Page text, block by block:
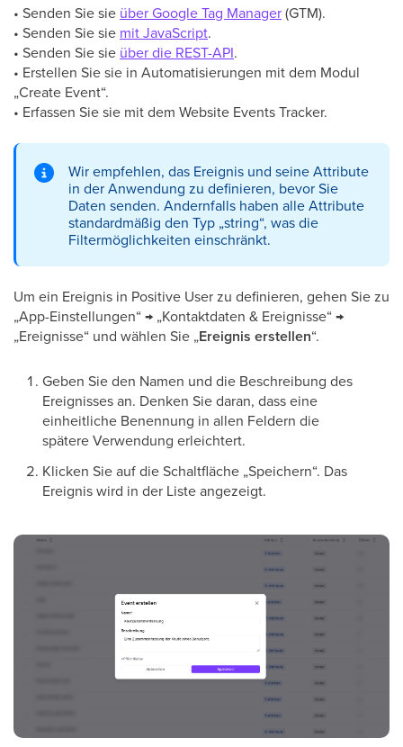
• Senden Sie sie über Google Tag Manager(GTM).
• Senden Sie sie mit JavaScript.
• Senden Sie sie über die REST-API.
• Erstellen Sie sie in Automatisierungen mit dem Modul
„Create Event“.
• Erfassen Sie sie mit dem Website Events Tracker.
Wir empfehlen, das Ereignis und seine Attribute
in der Anwendung zu definieren, bevor Sie
Daten senden. Andernfalls haben alle Attribute
standardmäßig den Typ „string“, was die
Filtermöglichkeiten einschränkt.
Um ein Ereignis in Positive User zu definieren, gehen Sie zu
„App-Einstellungen“ → „Kontaktdaten & Ereignisse“ →
„Ereignisse“ und wählen Sie „Ereignis erstellen“.
Geben Sie den Namen und die Beschreibung des
Ereignisses an. Denken Sie daran, dass eine
einheitliche Benennung in allen Feldern die
spätere Verwendung erleichtert.
Klicken Sie auf die Schaltfläche „Speichern“. Das
Ereignis wird in der Liste angezeigt.